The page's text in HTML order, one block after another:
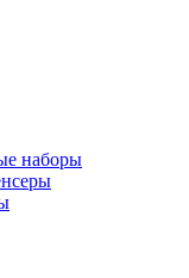
наборы